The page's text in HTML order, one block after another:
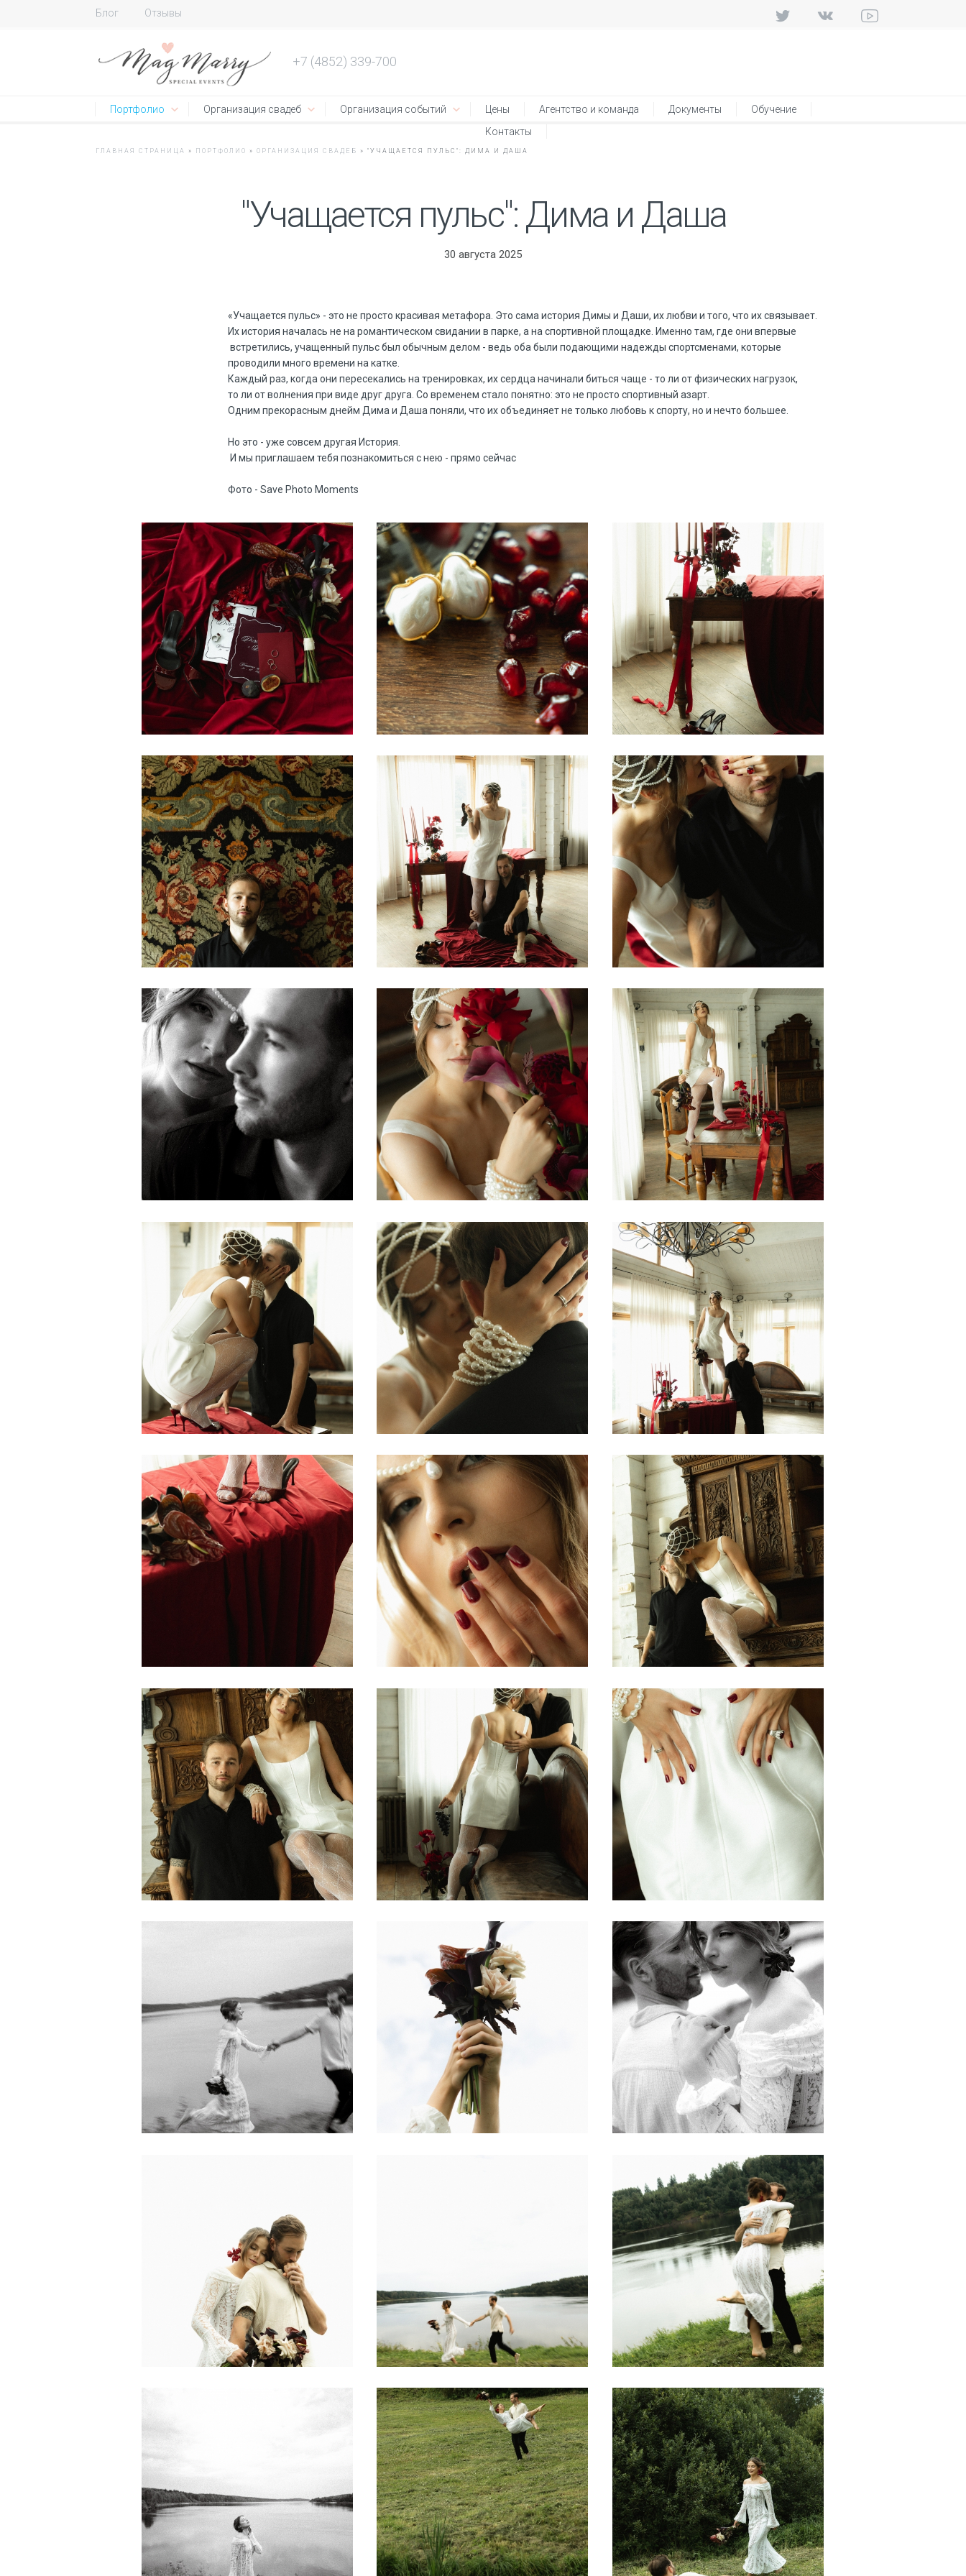
Блог Отзывы
+7 (4852) 339-700
Портфолио Организация свадеб Организация событий Цены Агентство и команда Документы
Обучение
Контакты
ГЛАВНАЯ СТРАНИЦА » ПОРТФОЛИО » ОРГАНИЗАЦИЯ СВАДЕБ » "УЧАЩАЕТСЯ ПУЛЬС": ДИМА И ДАША
"Учащается пульс": Дима и Даша
30 августа 2025
«Учащается пульс» - это не просто красивая метафора. Это сама история Димы и Даши, их любви и того, что их связывает.
Их история началась не на романтическом свидании в парке, а на спортивной площадке. Именно там, где они впервые
встретились, учащенный пульс был обычным делом - ведь оба были подающими надежды спортсменами, которые
проводили много времени на катке.
Каждый раз, когда они пересекались на тренировках, их сердца начинали биться чаще - то ли от физических нагрузок,
то ли от волнения при виде друг друга. Со временем стало понятно: это не просто спортивный азарт.
Одним прекорасным днейм Дима и Даша поняли, что их объединяет не только любовь к спорту, но и нечто большее.
Но это - уже совсем другая История.
И мы приглашаем тебя познакомиться с нею - прямо сейчас
Фото - Save Photo Moments